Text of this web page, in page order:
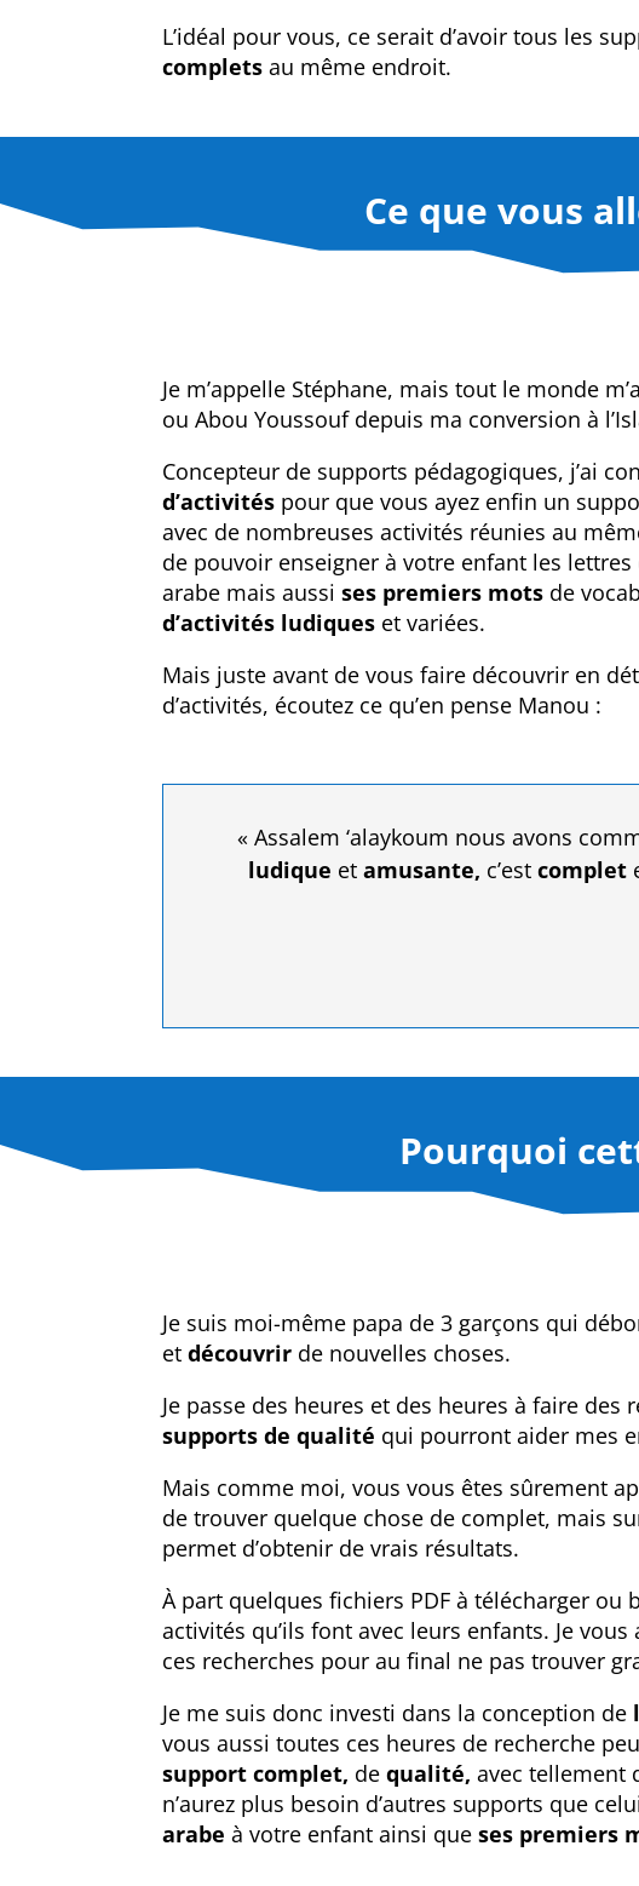
L’idéal pour vous, ce serait d’avoir tous les
complets au même endroit.
Ce que vous
Je m’appelle Stéphane, mais tout le monde
ou Abou Youssouf depuis ma conversion à
Concepteur de supports pédagogiques, j’ai
d’activités pour que vous ayez enfin un
avec de nombreuses activités réunies au
de pouvoir enseigner à votre enfant les lettres
arabe mais aussises premiers mots de
d’activités ludiques et variées.
Mais juste avant de vous faire découvrir en
d’activités, écoutez ce qu’en pense Manou :
« Assalem ‘alaykoum nous avons
ludique et amusante, c’est complet
Pourquoi
Je suis moi-même papa de 3 garçons qui
etdécouvrir de nouvelles choses.
Je passe des heures et des heures à faire
supports de qualité qui pourront aider mes
Mais comme moi, vous vous êtes sûrement
de trouver quelque chose de complet, mais
permet d’obtenir de vrais résultats.
À part quelques fichiers PDF à télécharger
activités qu’ils font avec leurs enfants. Je
ces recherches pour au final ne pas trouver
Je me suis donc investi dans la conception de
vous aussi toutes ces heures de recherche
support complet, dequalité, avec tellement
n’aurez plus besoin d’autres supports que
arabe à votre enfant ainsi queses premiers